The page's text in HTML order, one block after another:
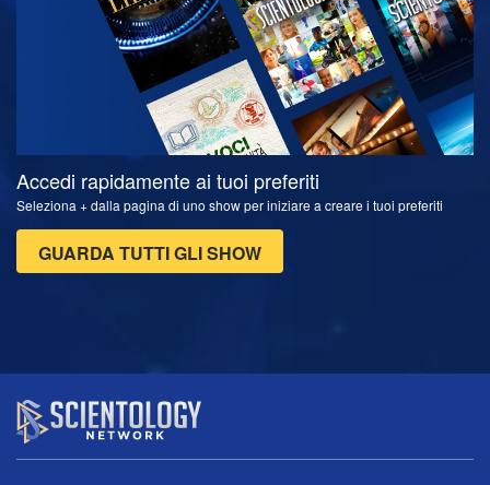
Accedi rapidamente ai tuoi preferiti
Seleziona + dalla pagina di uno show per iniziare a creare i tuoi preferiti
GUARDA TUTTI GLI SHOW